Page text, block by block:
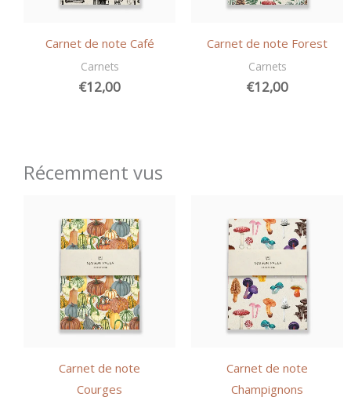
Carnet de note Café
Carnets
€12,00
Carnet de note Forest
Carnets
€12,00
Récemment vus
Carnet de note
Courges
Carnet de note
Champignons